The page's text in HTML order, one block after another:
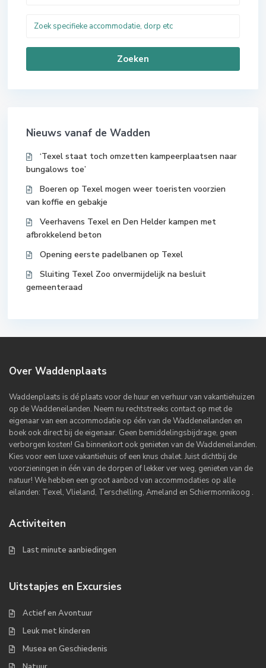
Zoeken
Nieuws vanaf de Wadden
‘Texel staat toch omzetten kampeerplaatsen naar
bungalows toe’
Boeren op Texel mogen weer toeristen voorzien
van koffie en gebakje
Veerhavens Texel en Den Helder kampen met
afbrokkelend beton
Opening eerste padelbanen op Texel
Sluiting Texel Zoo onvermijdelijk na besluit
gemeenteraad
Over Waddenplaats
Waddenplaats is dé plaats voor de huur en verhuur van vakantiehuizen
op de Waddeneilanden. Neem nu rechtstreeks contact op met de
eigenaar van een accommodatie op één van de Waddeneilanden en
boek ook direct bij de eigenaar. Geen bemiddelingsbijdrage, geen
verborgen kosten! Ga binnenkort ook genieten van de Waddeneilanden.
Kies voor een luxe vakantiehuis of een knus chalet. Juist dichtbij de
voorzieningen in één van de dorpen of lekker ver weg, genieten van de
natuur! We hebben een groot aanbod van accommodaties op alle
eilanden: Texel, Vlieland, Terschelling, Ameland en Schiermonnikoog .
Activiteiten
Last minute aanbiedingen
Uitstapjes en Excursies
Actief en Avontuur
Leuk met kinderen
Musea en Geschiedenis